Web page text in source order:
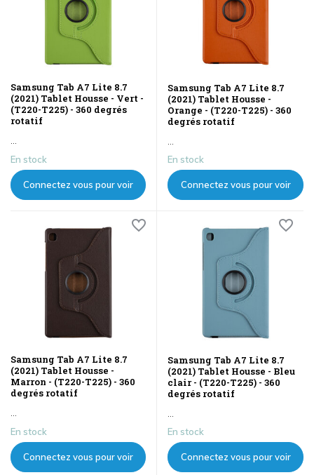
Samsung Tab A7 Lite 8.7
(2021) Tablet Housse - Vert -
(T220-T225) - 360 degrés
rotatif
...
En stock
Connectez vous pour voir
Samsung Tab A7 Lite 8.7
(2021) Tablet Housse -
Orange - (T220-T225) - 360
degrés rotatif
...
En stock
Connectez vous pour voir
Samsung Tab A7 Lite 8.7
(2021) Tablet Housse -
Marron - (T220-T225) - 360
degrés rotatif
En stock
Connectez vous pour voir
Samsung Tab A7 Lite 8.7
(2021) Tablet Housse - Bleu
clair - (T220-T225) - 360
degrés rotatif
En stock
Connectez vous pour voir